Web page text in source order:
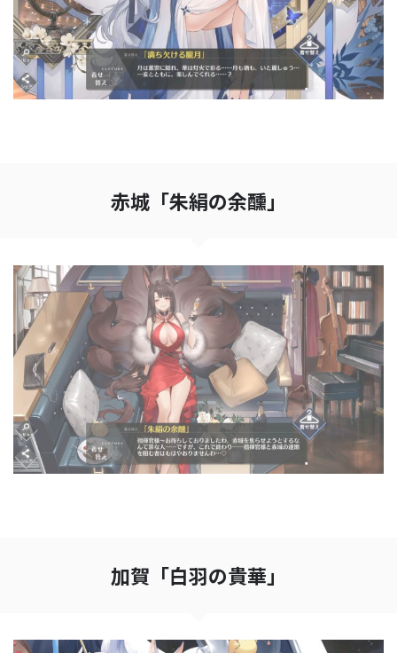
赤城「朱絹の余醺」
加賀「白羽の貴華」